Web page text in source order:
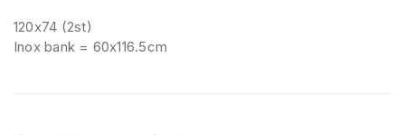
120x74 (2st)
Inox bank = 60x116.5cm